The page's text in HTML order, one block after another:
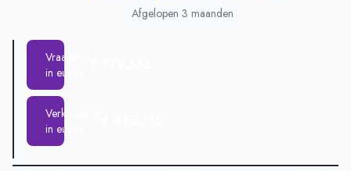
Afgelopen 3 maanden
Vraagprijs
in euro's
Verkoopprijs
in euro's